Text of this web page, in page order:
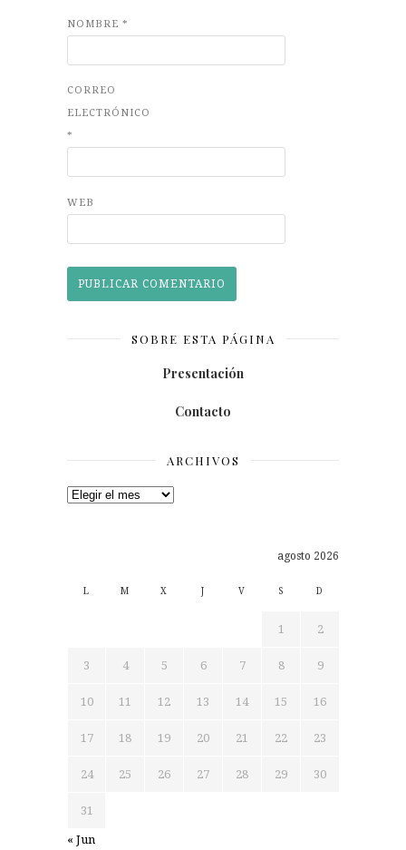
NOMBRE *
CORREO
ELECTRÓNICO
*
WEB
SOBRE ESTA PÁGINA
Presentación
Contacto
ARCHIVOS
Archivos
agosto 2026
L M X J V S D
1 2
3 4 5 6 7 8 9
10 11 12 13 14 15 16
17 18 19 20 21 22 23
24 25 26 27 28 29 30
31
« Jun